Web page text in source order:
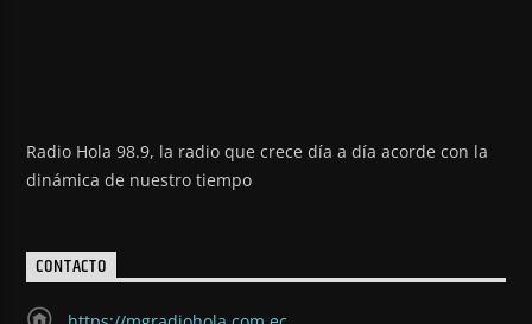
Radio Hola 98.9, la radio que crece día a día acorde con la
dinámica de nuestro tiempo
CONTACTO